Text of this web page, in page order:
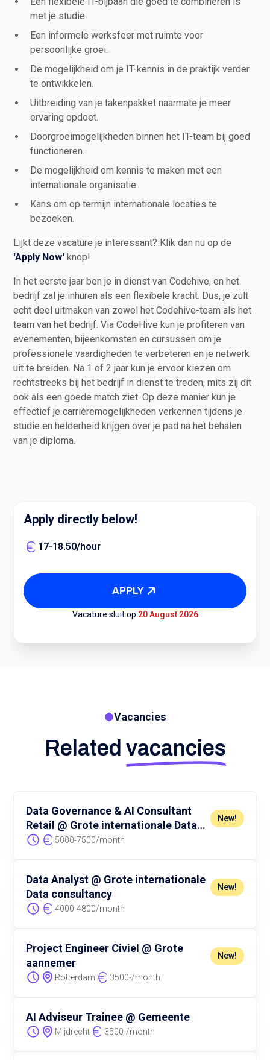
met je studie.
Een informele werksfeer met ruimte voor
persoonlijke groei.
De mogelijkheid om je IT-kennis in de praktijk verder
te ontwikkelen.
Uitbreiding van je takenpakket naarmate je meer
ervaring opdoet.
Doorgroeimogelijkheden binnen het IT-team bij goed
functioneren.
De mogelijkheid om kennis te maken met een
internationale organisatie.
Kans om op termijn internationale locaties te
bezoeken.
Lijkt deze vacature je interessant? Klik dan nu op de
'Apply Now' knop!
In het eerste jaar ben je in dienst van Codehive, en het
bedrijf zal je inhuren als een flexibele kracht. Dus, je zult
echt deel uitmaken van zowel het Codehive-team als het
team van het bedrijf. Via CodeHive kun je profiteren van
evenementen, bijeenkomsten en cursussen om je
professionele vaardigheden te verbeteren en je netwerk
uit te breiden. Na 1 of 2 jaar kun je ervoor kiezen om
rechtstreeks bij het bedrijf in dienst te treden, mits zij dit
ook als een goede match ziet. Op deze manier kun je
effectief je carrièremogelijkheden verkennen tijdens je
studie en helderheid krijgen over je pad na het behalen
van je diploma.
Apply directly below!
17-18.50/hour
APPLY
Vacature sluit op:20 August 2026
Vacancies
Related vacancies
Data Governance & AI Consultant
Retail @ Grote internationale Data
consultancy
New!
5000-7500/month
Data Analyst @ Grote internationale
Data consultancy
New!
4000-4800/month
Project Engineer Civiel @ Grote
aannemer
New!
Rotterdam 3500-/month
AI Adviseur Trainee @ Gemeente
Mijdrecht 3500-/month